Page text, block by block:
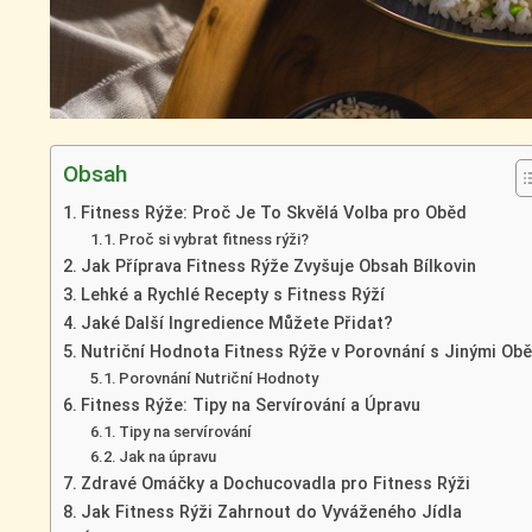
Obsah
Fitness Rýže: Proč Je To Skvělá Volba pro Oběd
Proč si vybrat fitness rýži?
Jak Příprava Fitness Rýže Zvyšuje Obsah Bílkovin
Lehké a Rychlé Recepty s Fitness Rýží
Jaké Další Ingredience Můžete Přidat?
Nutriční Hodnota Fitness Rýže v Porovnání s Jinými
Porovnání Nutriční Hodnoty
Fitness Rýže: Tipy na Servírování a Úpravu
Tipy na servírování
Jak na úpravu
Zdravé Omáčky a Dochucovadla pro Fitness Rýži
Jak Fitness Rýži Zahrnout do Vyváženého Jídla